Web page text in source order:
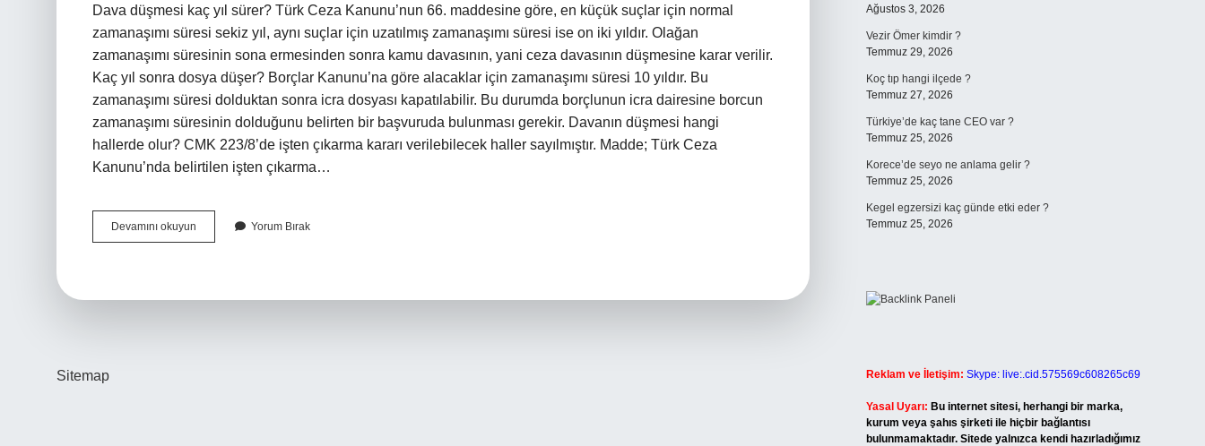
Dava düşmesi kaç yıl sürer? Türk Ceza Kanunu’nun 66. maddesine göre, en küçük suçlar için normal
zamanaşımı süresi sekiz yıl, aynı suçlar için uzatılmış zamanaşımı süresi ise on iki yıldır. Olağan
zamanaşımı süresinin sona ermesinden sonra kamu davasının, yani ceza davasının düşmesine karar verilir.
Kaç yıl sonra dosya düşer? Borçlar Kanunu’na göre alacaklar için zamanaşımı süresi 10 yıldır. Bu
zamanaşımı süresi dolduktan sonra icra dosyası kapatılabilir. Bu durumda borçlunun icra dairesine borcun
zamanaşımı süresinin dolduğunu belirten bir başvuruda bulunması gerekir. Davanın düşmesi hangi
hallerde olur? CMK 223/8’de işten çıkarma kararı verilebilecek haller sayılmıştır. Madde; Türk Ceza
Kanunu’nda belirtilen işten çıkarma…
Devamını okuyun Davanın
Düşmesi
Yorum Bırak
Sitemap
Ağustos 3, 2026
Vezir Ömer kimdir ?
Temmuz 29, 2026
Koç tıp hangi ilçede ?
Temmuz 27, 2026
Türkiye’de kaç tane CEO var ?
Temmuz 25, 2026
Korece’de seyo ne anlama gelir ?
Temmuz 25, 2026
Kegel egzersizi kaç günde etki eder ?
Temmuz 25, 2026
Reklam ve İletişim: Skype: live:.cid.575569c608265c69
Yasal Uyarı: Bu internet sitesi, herhangi bir marka,
kurum veya şahıs şirketi ile hiçbir bağlantısı
bulunmamaktadır. Sitede yalnızca kendi hazırladığımız